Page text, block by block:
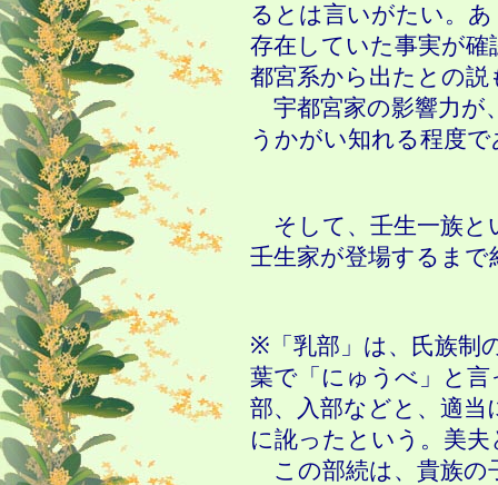
るとは言いがたい。
存在していた事実が
都宮系から出たとの
宇都宮家の影響力が
うかがい知れる程度
そして、壬生一族と
壬生家が登場するまで
※「乳部」は、氏族制
葉で「にゅうべ」と
部、入部などと、適
に訛ったという。美夫
この部続は、貴族の